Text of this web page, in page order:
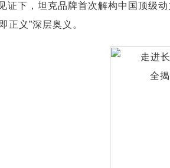
证下，坦克品牌首次解构中国顶级
正义”深层奥义。